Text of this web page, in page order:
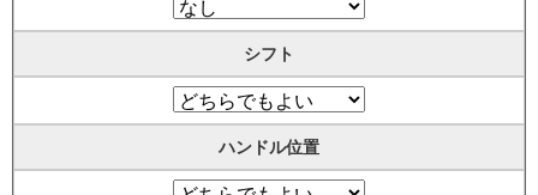
シフト
ハンドル位置